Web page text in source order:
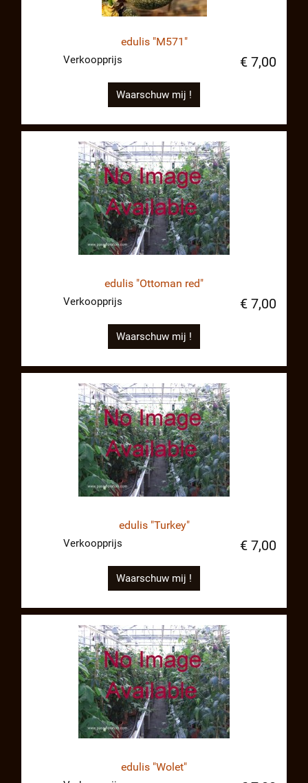
edulis "M571"
Verkoopprijs € 7,00
Waarschuw mij !
edulis "Ottoman red"
Verkoopprijs € 7,00
Waarschuw mij !
edulis "Turkey"
Verkoopprijs € 7,00
Waarschuw mij !
edulis "Wolet"